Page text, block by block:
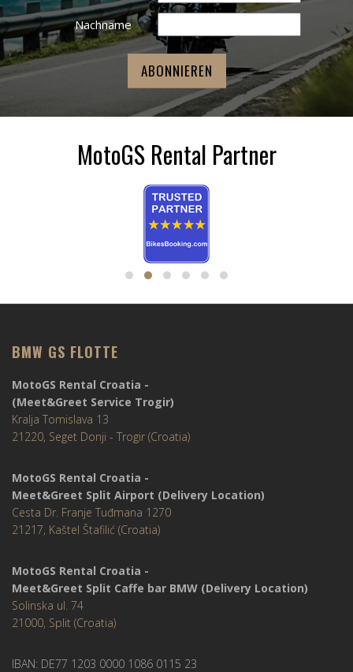
Nachname
MotoGS Rental Partner
BMW GS FLOTTE
MotoGS Rental Croatia -
(Meet&Greet Service Trogir)
Kralja Tomislava 13
21220, Seget Donji - Trogir (Croatia)
MotoGS Rental Croatia -
Meet&Greet Split Airport (Delivery Location)
Cesta Dr. Franje Tuđmana 1270
21217, Kaštel Štafilić (Croatia)
MotoGS Rental Croatia -
Meet&Greet Split Caffe bar BMW (Delivery Location)
Solinska ul. 74
21000, Split (Croatia)
IBAN: DE77 1203 0000 1086 0115 23